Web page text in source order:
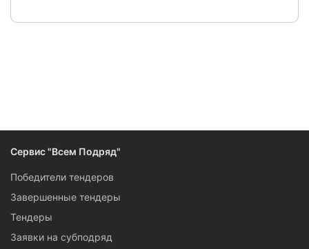
Сервис "Всем Подряд"
Победители тендеров
Завершенные тендеры
Тендеры
Заявки на субподряд